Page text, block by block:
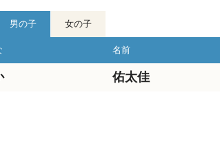
男の子 女の子
名前
佑太佳